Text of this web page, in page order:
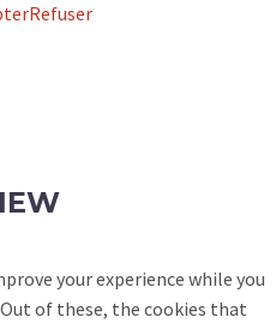
Refuser
your experience while you
of these, the cookies that